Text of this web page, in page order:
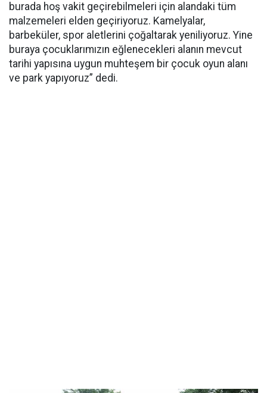
burada hoş vakit geçirebilmeleri için alandaki tüm
malzemeleri elden geçiriyoruz. Kamelyalar,
barbeküler, spor aletlerini çoğaltarak yeniliyoruz. Yine
buraya çocuklarımızın eğlenecekleri alanın mevcut
tarihi yapısına uygun muhteşem bir çocuk oyun alanı
ve park yapıyoruz” dedi.